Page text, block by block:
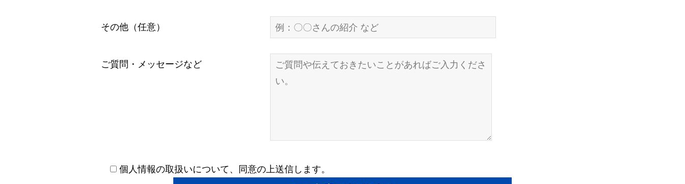
その他（任意）
ご質問・メッセージなど
個人情報の取扱いについて、同意の上送信します。